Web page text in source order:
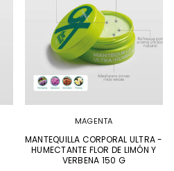
MAGENTA
MANTEQUILLA CORPORAL ULTRA -
HUMECTANTE FLOR DE LIMÓN Y
VERBENA 150 G